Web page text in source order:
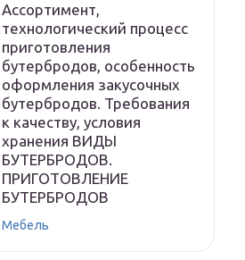
Ассортимент,
технологический процесс
приготовления
бутербродов, особенность
оформления закусочных
бутербродов. Требования
к качеству, условия
хранения ВИДЫ
БУТЕРБРОДОВ.
ПРИГОТОВЛЕНИЕ
БУТЕРБРОДОВ
Мебель